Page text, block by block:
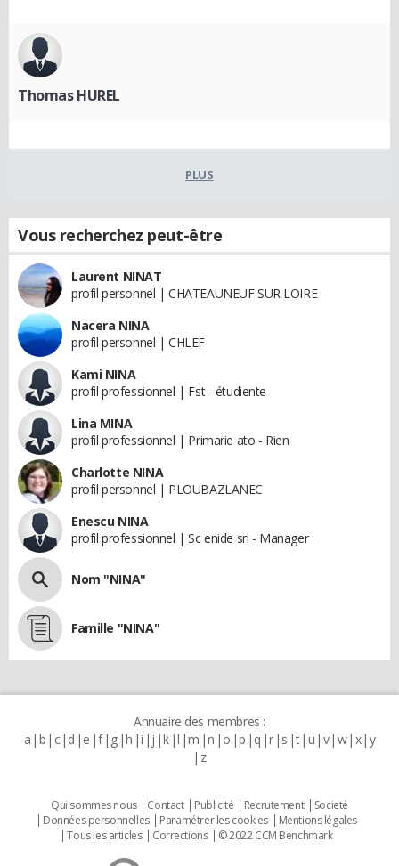
Thomas HUREL
PLUS
Vous recherchez peut-être
Laurent NINAT
profil personnel | CHATEAUNEUF SUR LOIRE
Nacera NINA
profil personnel | CHLEF
Kami NINA
profil professionnel | Fst - étudiente
Lina MINA
profil professionnel | Primarie ato - Rien
Charlotte NINA
profil personnel | PLOUBAZLANEC
Enescu NINA
profil professionnel | Sc enide srl - Manager
Nom "NINA"
Famille "NINA"
Annuaire des membres :
a b c d e f g h i j k l m n o p q r s t u v w x y
z
Qui sommes nous Contact Publicité Recrutement
Societé
Données personnelles
Paramétrer les cookies
Mentions légales
Tous les articles
Corrections © 2022 CCM Benchmark